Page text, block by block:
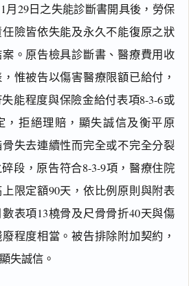
月29日之失能診斷書開具後，勞保
險皆依失能及永久不能復原之狀
。原告檢具診斷書、醫療費用收
惟被告以傷害醫療限額已給付，
能程度與保險金給付表項8-3-6或
，拒絕理賠，顯失誠信及衡平原
失去連續性而完全或不完全分裂
段，原告符合8-3-9項，醫療住院
限定額90天，依比例原則與附表
數表項13橈骨及尺骨骨折40天與傷
程度相當。被告排除附加契約，
失誠信。